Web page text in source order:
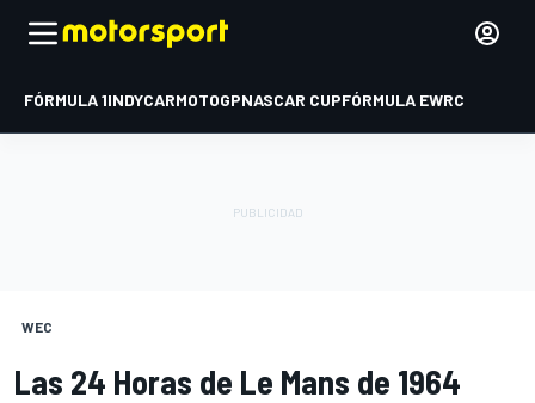
FÓRMULA 1INDYCARMOTOGPNASCAR CUPFÓRMULA EWRC
WEC
Las 24 Horas de Le Mans de 1964